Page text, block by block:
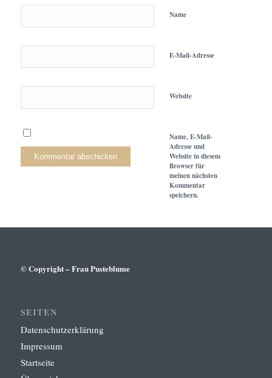
Name
E-Mail-Adresse
Website
Name, E-Mail-
Adresse und
Website in diesem
Browser für
meinen nächsten
Kommentar
speichern.
© Copyright – Frau Pusteblume
SEITEN
Datenschutzerklärung
Impressum
Startseite